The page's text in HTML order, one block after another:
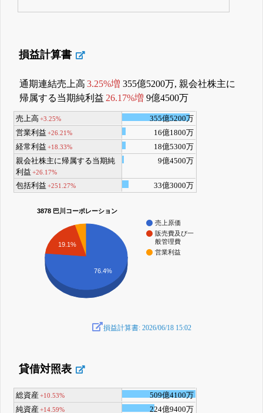
損益計算書
通期連結売上高 3.25%増 355億5200万, 親会社株主に
帰属する当期純利益 26.17%増 9億4500万
売上高+3.25%
355億5200万
営業利益 +26.21%
16億1800万
経常利益 +18.33%
18億5300万
親会社株主に帰属する当期純
利益 +26.17%
9億4500万
包括利益 +251.27% 33億3000万
3878 巴川コーポレーション
売上原価
販売費及び一
般管理費
営業利益
19.1%
76.4%
損益計算書: 2026/06/18 15:02
貸借対照表
総資産+10.53%
509億4100万
純資産+14.59% 224億9400万